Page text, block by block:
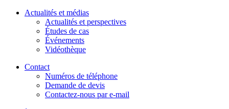
Actualités et médias
Actualités et perspectives
Études de cas
Événements
Vidéothèque
Contact
Numéros de téléphone
Demande de devis
Contactez-nous par e-mail